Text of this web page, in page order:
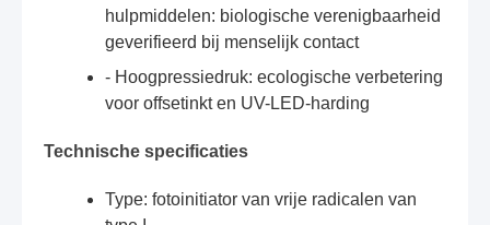
hulpmiddelen: biologische verenigbaarheid
geverifieerd bij menselijk contact
- Hoogpressiedruk: ecologische verbetering
voor offsetinkt en UV-LED-harding
Technische specificaties
Type: fotoinitiator van vrije radicalen van